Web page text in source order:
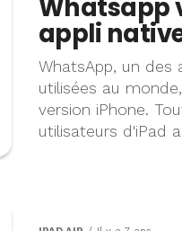
Whatsapp
appli
WhatsApp, un des
utilisées au
version iPhone.
utilisateurs d'iPad